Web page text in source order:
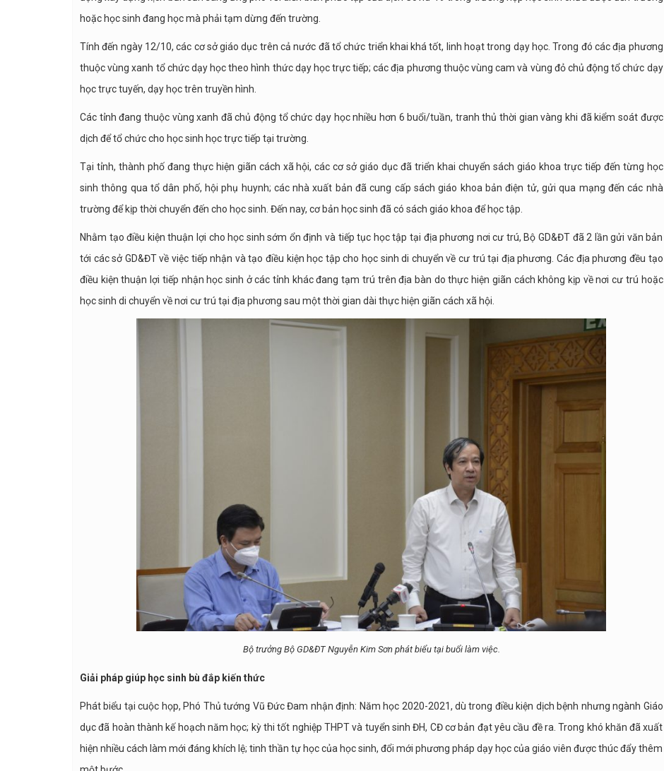
hoặc học sinh đang học mà phải tạm dừng đến trường.
Tính đến ngày 12/10, các cơ sở giáo dục trên cả nước đã tổ chức triển khai khá tốt, linh hoạt trong dạy học. Trong đó các địa phương
thuộc vùng xanh tổ chức dạy học theo hình thức dạy học trực tiếp; các địa phương thuộc vùng cam và vùng đỏ chủ động tổ chức dạy
học trực tuyến, dạy học trên truyền hình.
Các tỉnh đang thuộc vùng xanh đã chủ động tổ chức dạy học nhiều hơn 6 buổi/tuần, tranh thủ thời gian vàng khi đã kiểm soát được
dịch để tổ chức cho học sinh học trực tiếp tại trường.
Tại tỉnh, thành phố đang thực hiện giãn cách xã hội, các cơ sở giáo dục đã triển khai chuyển sách giáo khoa trực tiếp đến từng học
sinh thông qua tổ dân phố, hội phụ huynh; các nhà xuất bản đã cung cấp sách giáo khoa bản điện tử, gửi qua mạng đến các nhà
trường để kịp thời chuyển đến cho học sinh. Đến nay, cơ bản học sinh đã có sách giáo khoa để học tập.
Nhằm tạo điều kiện thuận lợi cho học sinh sớm ổn định và tiếp tục học tập tại địa phương nơi cư trú, Bộ GD&ĐT đã 2 lần gửi văn bản
tới các sở GD&ĐT về việc tiếp nhận và tạo điều kiện học tập cho học sinh di chuyển về cư trú tại địa phương. Các địa phương đều tạo
điều kiện thuận lợi tiếp nhận học sinh ở các tỉnh khác đang tạm trú trên địa bàn do thực hiện giãn cách không kịp về nơi cư trú hoặc
học sinh di chuyển về nơi cư trú tại địa phương sau một thời gian dài thực hiện giãn cách xã hội.
Bộ trưởng Bộ GD&ĐT Nguyễn Kim Sơn phát biểu tại buổi làm việc.
Giải pháp giúp học sinh bù đắp kiến thức
Phát biểu tại cuộc họp, Phó Thủ tướng Vũ Đức Đam nhận định: Năm học 2020-2021, dù trong điều kiện dịch bệnh nhưng ngành Giáo
dục đã hoàn thành kế hoạch năm học; kỳ thi tốt nghiệp THPT và tuyển sinh ĐH, CĐ cơ bản đạt yêu cầu đề ra. Trong khó khăn đã xuất
hiện nhiều cách làm mới đáng khích lệ; tinh thần tự học của học sinh, đổi mới phương pháp dạy học của giáo viên được thúc đẩy thêm